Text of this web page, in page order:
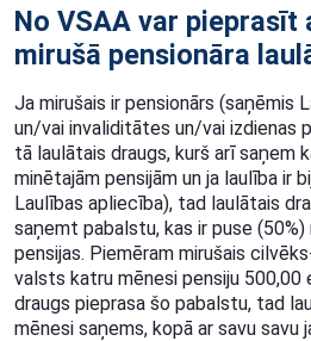
No VSAA var pieprasīt
mirušā pensionāra
Ja mirušais ir pensionārs (saņēmis
un/vai invaliditātes un/vai izdienas
tā laulātais draugs, kurš arī saņem
minētajām pensijām un ja laulība ir
Laulības apliecība), tad laulātais
saņemt pabalstu, kas ir puse (50%)
pensijas. Piemēram mirušais
valsts katru mēnesi pensiju 500,00
draugs pieprasa šo pabalstu, tad
mēnesi saņems, kopā ar savu savu